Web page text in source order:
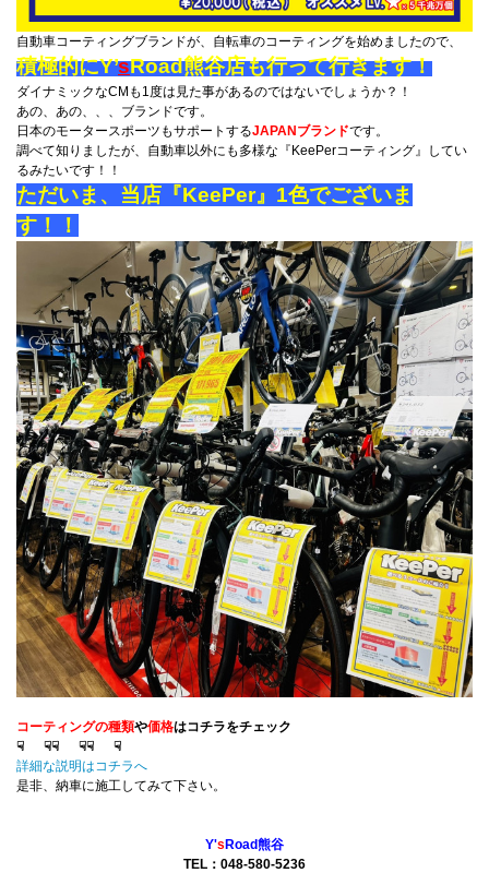
自動車コーティングブランドが、自転車のコーティングを始めましたので、
積極的にY’sRoad熊谷店も行って行きます！
ダイナミックなCMも1度は見た事があるのではないでしょうか？！
あの、あの、、、ブランドです。
日本のモータースポーツもサポートするJAPANブランドです。
調べて知りましたが、自動車以外にも多様な『KeePerコーティング』してい
るみたいです！！
ただいま、当店『KeePer』1色でございま
す！！
コーティングの種類や価格はコチラをチェック
☟ ☟☟ ☟☟ ☟
詳細な説明はコチラへ
是非、納車に施工してみて下さい。
Y'sRoad熊谷
TEL：048-580-5236